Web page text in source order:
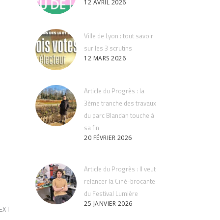
12 AVRIL 2026
Ville de Lyon : tout savoir
sur les 3 scrutins
12 MARS 2026
Article du Progrès : la
3ème tranche des travaux
du parc Blandan touche à
sa fin
20 FÉVRIER 2026
Article du Progrès : Il veut
relancer la Ciné-brocante
du Festival Lumière
25 JANVIER 2026